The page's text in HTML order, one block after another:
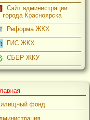
Оплата услуг ЖКХ
(активно при авторизации
Сайт администрации
города Красноярска
Реформа ЖКХ
ГИС ЖКХ
СБЕР ЖКУ
Главная